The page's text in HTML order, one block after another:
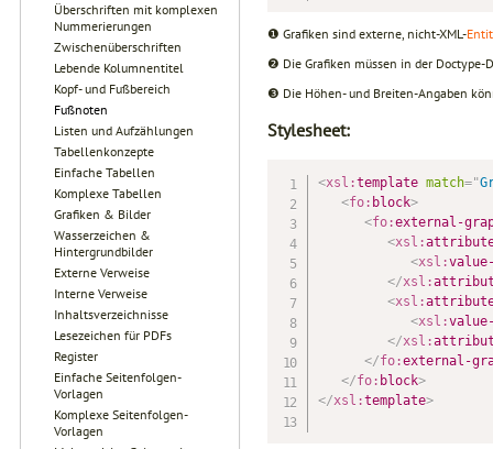
Überschriften mit komplexen
Nummerierungen
Zwischenüberschriften
Lebende Kolumnentitel
Kopf- und Fußbereich
Fußnoten
Listen und Aufzählungen
Tabellenkonzepte
Einfache Tabellen
Komplexe Tabellen
Grafiken & Bilder
Wasserzeichen &
Hintergrundbilder
Externe Verweise
Interne Verweise
Inhaltsverzeichnisse
Lesezeichen für PDFs
Register
Einfache Seitenfolgen-
Vorlagen
Komplexe Seitenfolgen-
Vorlagen
❶ Grafiken sind externe, nicht-XML-
❷ Die Grafiken müssen in der
❸ Die Höhen- und Breiten-Angaben
Stylesheet:
<xsl:template match="
<fo: block>
<fo:external-
<xsl:
<xsl:
</xsl:
<xsl:
<xsl:
</xsl:
</fo:external-
</fo: block>
</xsl:template>